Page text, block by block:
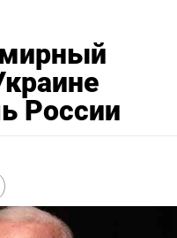
России